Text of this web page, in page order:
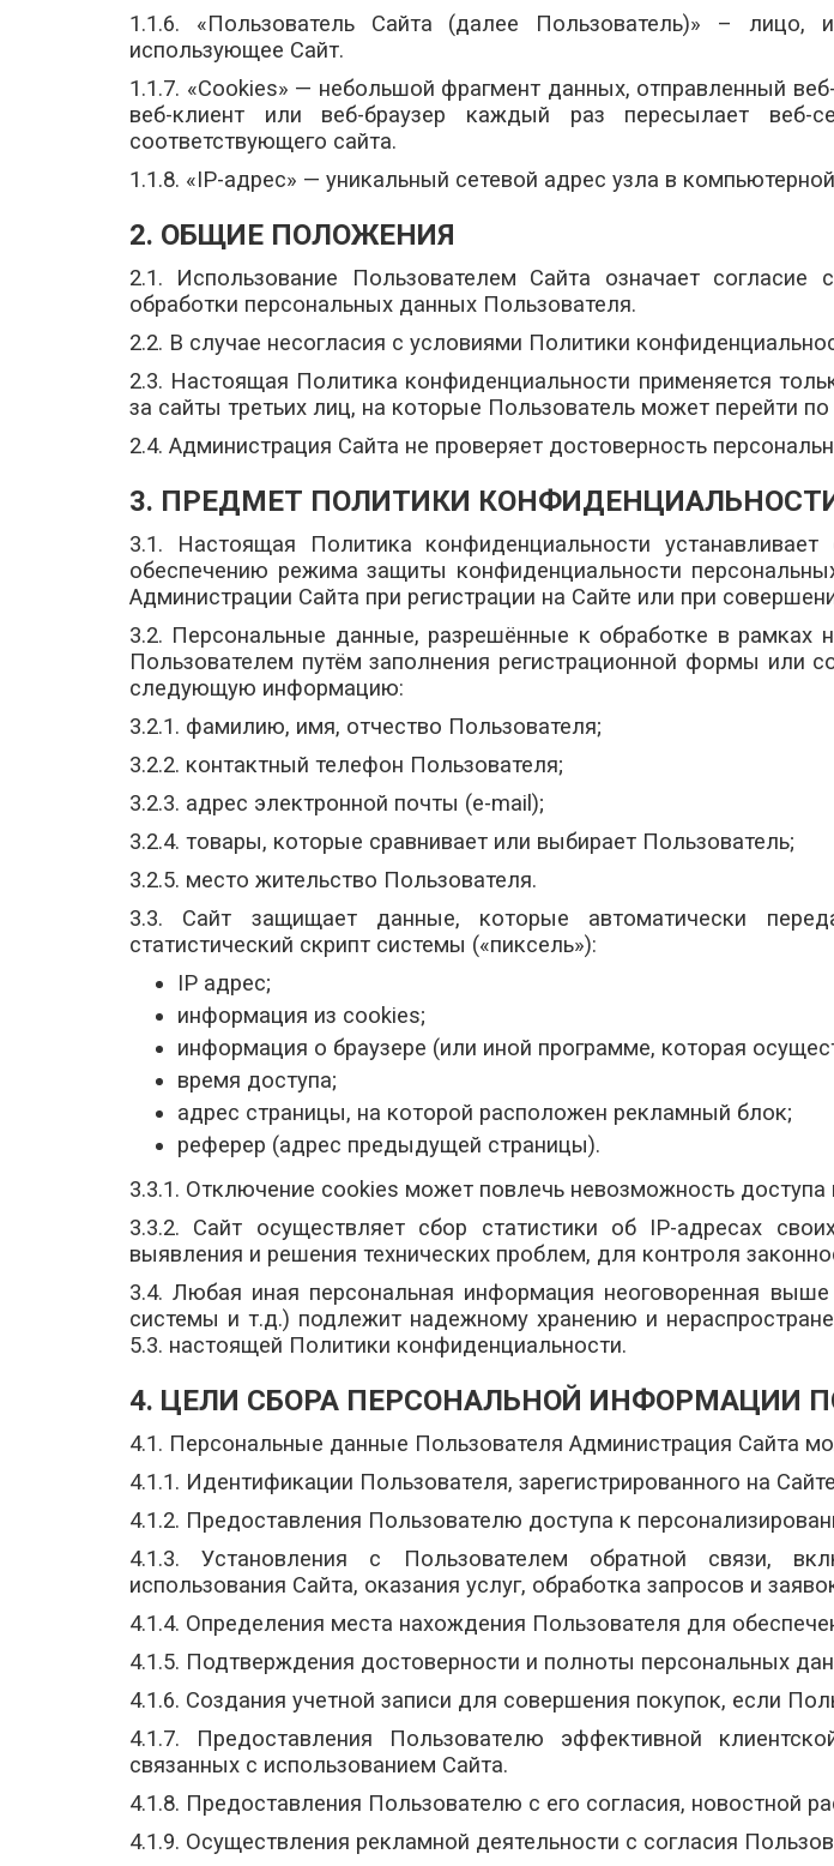
1.1.6. «Пользователь Сайта (далее Пользователь)» –
использующее Сайт.
1.1.7. «Cookies» — небольшой фрагмент данных, отправленный
веб-клиент или веб-браузер каждый раз пересылает веб-
соответствующего сайта.
1.1.8. «IP-адрес» — уникальный сетевой адрес узла в
2. ОБЩИЕ ПОЛОЖЕНИЯ
2.1. Использование Пользователем Сайта означает
обработки персональных данных Пользователя.
2.2. В случае несогласия с условиями Политики
2.3. Настоящая Политика конфиденциальности применяется
за сайты третьих лиц, на которые Пользователь может перейти
2.4. Администрация Сайта не проверяет достоверность
3. ПРЕДМЕТ ПОЛИТИКИ
3.1. Настоящая Политика конфиденциальности
обеспечению режима защиты конфиденциальности
Администрации Сайта при регистрации на Сайте или при
3.2. Персональные данные, разрешённые к обработке в рамках
Пользователем путём заполнения регистрационной формы или
следующую информацию:
3.2.1. фамилию, имя, отчество Пользователя;
3.2.2. контактный телефон Пользователя;
3.2.3. адрес электронной почты (e-mail);
3.2.4. товары, которые сравнивает или выбирает Пользователь;
3.2.5. место жительство Пользователя.
3.3. Сайт защищает данные, которые автоматически
статистический скрипт системы («пиксель»):
IP адрес;
информация из cookies;
информация о браузере (или иной программе, которая
время доступа;
адрес страницы, на которой расположен рекламный блок;
реферер (адрес предыдущей страницы).
3.3.1. Отключение cookies может повлечь невозможность
3.3.2. Сайт осуществляет сбор статистики об IP-адресах
выявления и решения технических проблем, для контроля
3.4. Любая иная персональная информация неоговоренная
системы и т.д.) подлежит надежному хранению и
5.3. настоящей Политики конфиденциальности.
4. ЦЕЛИ СБОРА ПЕРСОНАЛЬНОЙ ИНФОРМАЦИИ
4.1. Персональные данные Пользователя Администрация Сайта
4.1.1. Идентификации Пользователя, зарегистрированного на
4.1.2. Предоставления Пользователю доступа к
4.1.3. Установления с Пользователем обратной связи,
использования Сайта, оказания услуг, обработка запросов и
4.1.4. Определения места нахождения Пользователя для
4.1.5. Подтверждения достоверности и полноты персональных
4.1.6. Создания учетной записи для совершения покупок, если
4.1.7. Предоставления Пользователю эффективной
связанных с использованием Сайта.
4.1.8. Предоставления Пользователю с его согласия, новостной
4.1.9. Осуществления рекламной деятельности с согласия